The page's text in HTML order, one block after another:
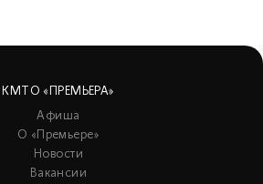
КМТО «ПРЕМЬЕРА»
Афиша
О «Премьере»
Новости
Вакансии